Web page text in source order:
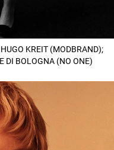
KREIT (MODBRAND);
DI BOLOGNA (NO ONE)